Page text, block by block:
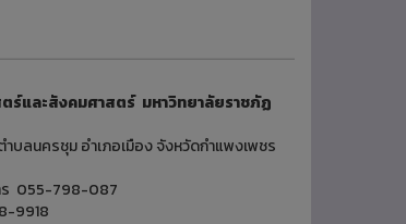
ร์และสังคมศาสตร์ มหาวิทยาลัยราชภัฏ
ำบลนครชุม อำเภอเมือง จังหวัดกำแพงเพชร
ร 055-798-087
9918